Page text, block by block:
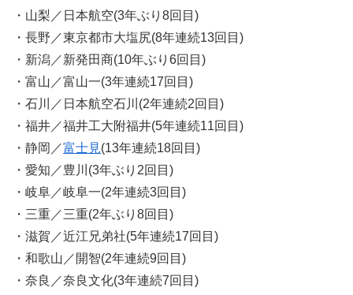
・山梨／日本航空(3年ぶり8回目)
・長野／東京都市大塩尻(8年連続13回目)
・新潟／新発田商(10年ぶり6回目)
・富山／富山一(3年連続17回目)
・石川／日本航空石川(2年連続2回目)
・福井／福井工大附福井(5年連続11回目)
・静岡／富士見(13年連続18回目)
・愛知／豊川(3年ぶり2回目)
・岐阜／岐阜一(2年連続3回目)
・三重／三重(2年ぶり8回目)
・滋賀／近江兄弟社(5年連続17回目)
・和歌山／開智(2年連続9回目)
・奈良／奈良文化(3年連続7回目)